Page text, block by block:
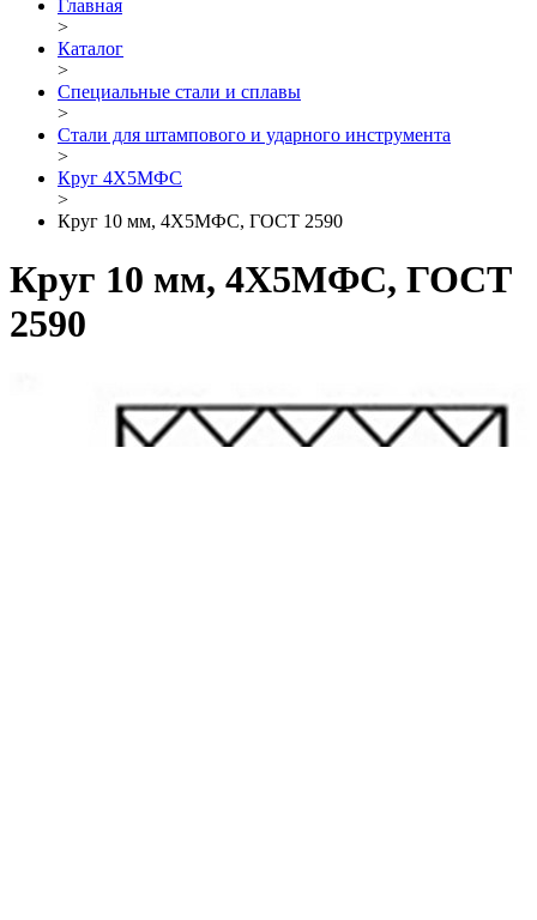
Главная
>
Каталог
>
Специальные стали и сплавы
>
Стали для штампового и ударного инструмента
>
Круг 4Х5МФС
>
Круг 10 мм, 4Х5МФС, ГОСТ 2590
Круг 10 мм, 4Х5МФС, ГОСТ
2590